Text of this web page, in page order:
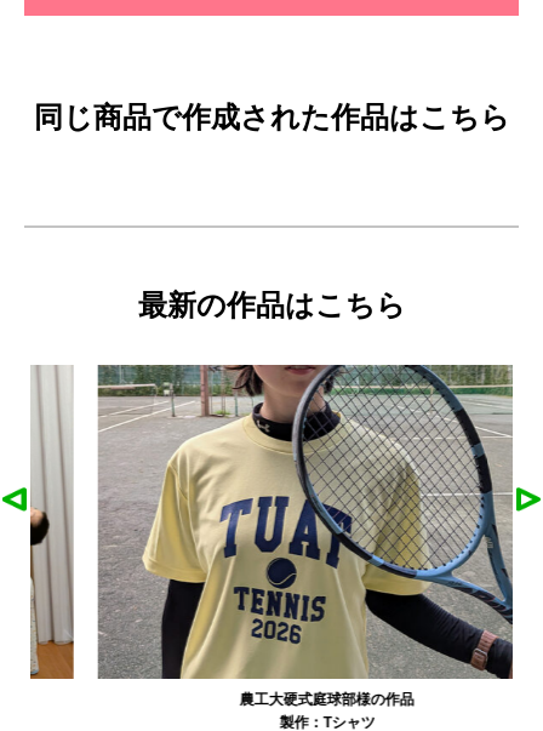
同じ商品で作成された作品はこちら
最新の作品はこちら
農工大硬式庭球部様の作品
Tシャツ